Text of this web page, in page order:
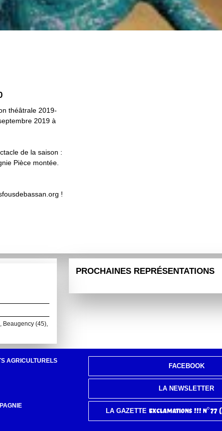
théâtrale 2019-
2019 à
de la saison :
Pièce montée.
!
PROCHAINES REPRÉSENTATIONS
Beaugency (45),
AGRICULTURELS
FACEBOOK
LA NEWSLETTER
LA GAZETTE Exclamations !!!